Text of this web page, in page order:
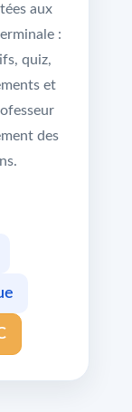
aux
:
quiz,
et
des